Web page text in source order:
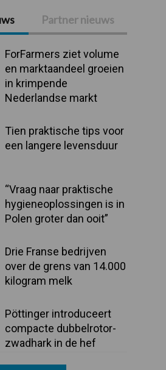
Partner nieuws
ForFarmers ziet volume
en marktaandeel groeien
in krimpende
Nederlandse markt
Tien praktische tips voor
een langere levensduur
“Vraag naar praktische
hygieneoplossingen is in
Polen groter dan ooit”
Drie Franse bedrijven
over de grens van 14.000
kilogram melk
Pöttinger introduceert
compacte dubbelrotor-
zwadhark in de hef